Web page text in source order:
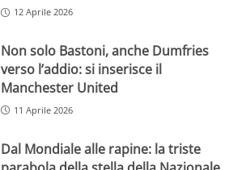
12 Aprile 2026
Non solo Bastoni, anche Dumfries
verso l’addio: si inserisce il
Manchester United
11 Aprile 2026
Dal Mondiale alle rapine: la triste